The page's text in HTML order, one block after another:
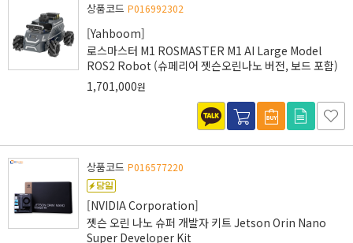
상품코드 P016992302
[Yahboom]
로스마스터 M1 ROSMASTER M1 AI Large Model
ROS2 Robot (슈페리어 젯슨오린나노 버전, 보드 포함)
1,701,000원
상품코드 P016577220
[NVIDIA Corporation]
젯슨 오린 나노 슈퍼 개발자 키트 Jetson Orin Nano
Super Developer Kit